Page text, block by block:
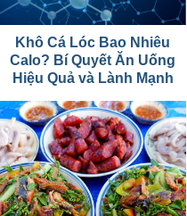
Khô Cá Lóc Bao Nhiêu
Calo? Bí Quyết Ăn Uống
Hiệu Quả và Lành Mạnh